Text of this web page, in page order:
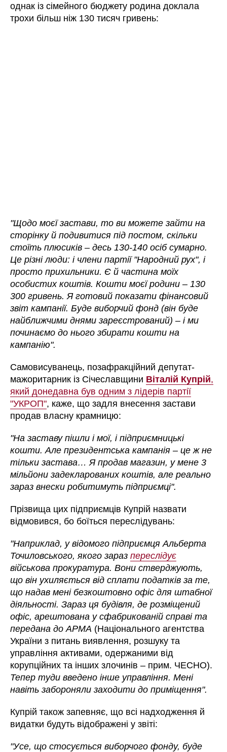
однак із сімейного бюджету родина доклала
трохи більш ніж 130 тисяч гривень:
"Щодо моєї застави, то ви можете зайти на
сторінку й подивитися під постом, скільки
стоїть плюсиків – десь 130-140 осіб сумарно.
Це різні люди: і члени партії "Народний рух", і
просто прихильники. Є й частина моїх
особистих коштів. Кошти моєї родини – 130
300 гривень. Я готовий показати фінансовий
звіт кампанії. Буде виборчий фонд (він буде
найближчими днями зареєстрований) – і ми
починаємо до нього збирати кошти на
кампанію".
Самовисуванець, позафракційний депутат-
мажоритарник із Січеславщини Віталій Купрій,
який донедавна був одним з лідерів партії
"УКРОП", каже, що задля внесення застави
продав власну крамницю:
"На заставу пішли і мої, і підприємницькі
кошти. Але президентська кампанія – це ж не
тільки застава… Я продав магазин, у мене 3
мільйони задекларованих коштів, але реально
зараз внески робитимуть підприємці".
Прізвища цих підприємців Купрій назвати
відмовився, бо боїться переслідувань:
"Наприклад, у відомого підприємця Альберта
Точиловського, якого заразпереслідує
військова прокуратура. Вони стверджують,
що він ухиляється від сплати податків за те,
що надав мені безкоштовно офіс для штабної
діяльності. Зараз ця будівля, де розміщений
офіс, арештована у сфабрикованій справі та
передана до АРМА (Національного агентства
України з питань виявлення, розшуку та
управління активами, одержаними від
корупційних та інших злочинів – прим. ЧЕСНО).
Тепер туди введено інше управління. Мені
навіть забороняли заходити до приміщення".
Купрій також запевняє, що всі надходження й
видатки будуть відображені у звіті:
"Усе, що стосується виборчого фонду, буде